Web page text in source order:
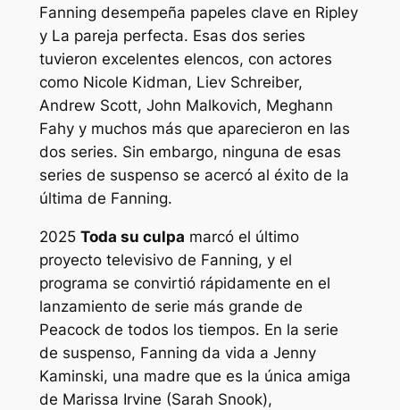
Fanning desempeña papeles clave en Ripley
yLa pareja perfecta. Esas dos series
tuvieron excelentes elencos, con actores
como Nicole Kidman, Liev Schreiber,
Andrew Scott, John Malkovich, Meghann
Fahy y muchos más que aparecieron en las
dos series. Sin embargo, ninguna de esas
series de suspenso se acercó al éxito de la
última de Fanning.
2025 Toda su culpa marcó el último
proyecto televisivo de Fanning, y el
programa se convirtió rápidamente en el
lanzamiento de serie más grande de
Peacock de todos los tiempos. En la serie
de suspenso, Fanning da vida a Jenny
Kaminski, una madre que es la única amiga
de Marissa Irvine (Sarah Snook),